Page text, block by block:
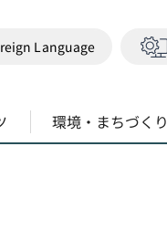
Language
環境・まちづくり